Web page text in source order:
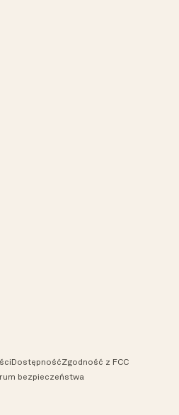
DostępnośćZgodność z FCC
bezpieczeństwa